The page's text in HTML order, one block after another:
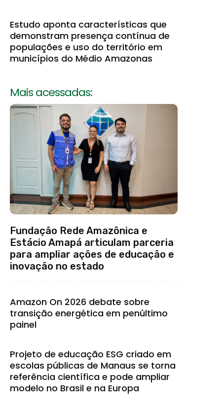
Estudo aponta características que
demonstram presença contínua de
populações e uso do território em
municípios do Médio Amazonas
Mais acessadas:
Fundação Rede Amazônica e
Estácio Amapá articulam parceria
para ampliar ações de educação e
inovação no estado
Amazon On 2026 debate sobre
transição energética em penúltimo
painel
Projeto de educação ESG criado em
escolas públicas de Manaus se torna
referência científica e pode ampliar
modelo no Brasil e na Europa